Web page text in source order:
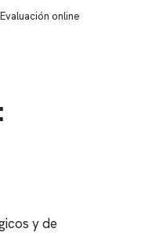
Evaluación online
y de